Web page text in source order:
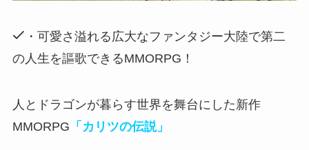
・可愛さ溢れる広大なファンタジー大陸で第二
の人生を謳歌できるMMORPG！
人とドラゴンが暮らす世界を舞台にした新作
MMORPG 「カリツの伝説」